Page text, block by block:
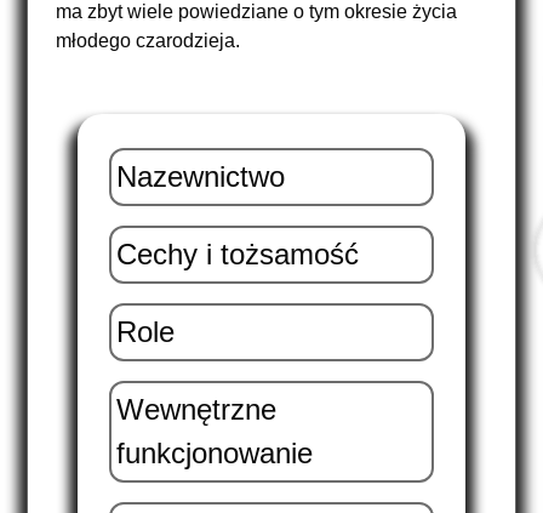
ma zbyt wiele powiedziane o tym okresie życia
młodego czarodzieja.
Nazewnictwo
Cechy i tożsamość
Role
Wewnętrzne
funkcjonowanie